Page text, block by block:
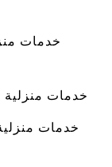
خدمات
خدمات
خدمات